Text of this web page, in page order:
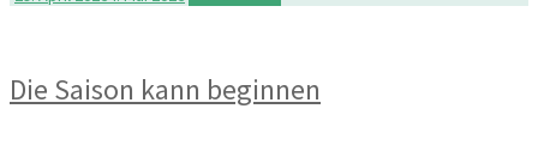
Die Saison kann beginnen